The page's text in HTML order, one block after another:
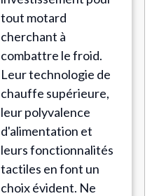
tout motard
cherchant à
combattre le froid.
Leur technologie de
chauffe supérieure,
leur polyvalence
d'alimentation et
leurs fonctionnalités
tactiles en font un
choix évident. Ne